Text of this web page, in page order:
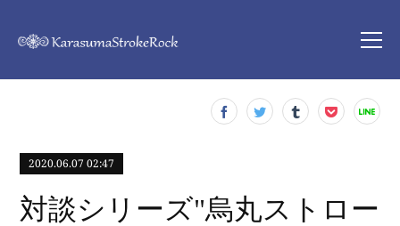
2020.06.07 02:47
対談シリーズ"烏丸ストロー